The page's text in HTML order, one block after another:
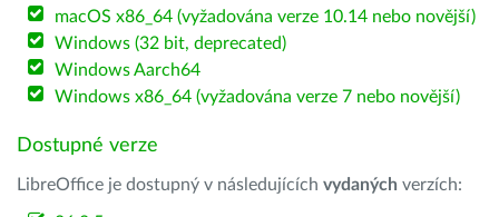
macOS x86_64 (vyžadována verze 10.14 nebo novější)
Windows (32 bit, deprecated)
Windows Aarch64
Windows x86_64 (vyžadována verze 7 nebo novější)
Dostupné verze
LibreOffice je dostupný v následujících vydaných verzích: